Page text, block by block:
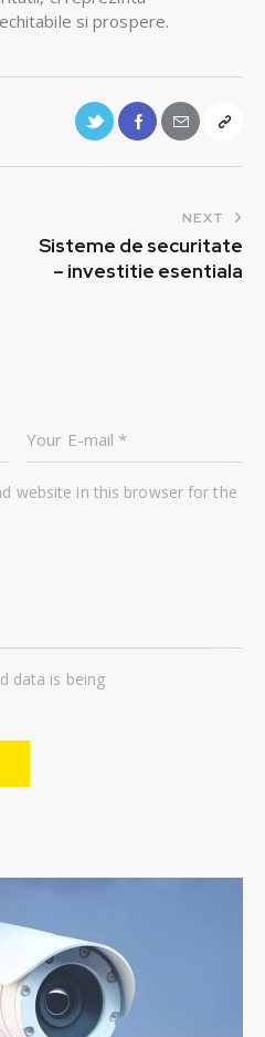
si prospere.
NEXT
Sisteme de securitate
– investitie esentiala
website in this browser for the
data is being